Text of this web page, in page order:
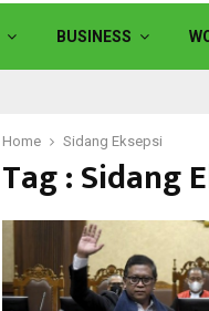
BUSINESS
Home Sidang Eksepsi
Tag : Sidang